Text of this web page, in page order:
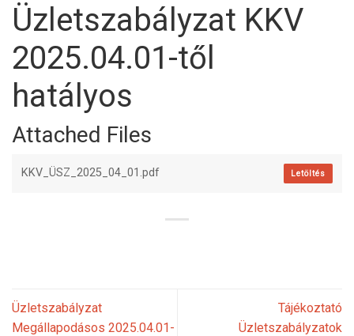
Üzletszabályzat KKV
2025.04.01-től
hatályos
Attached Files
KKV_ÜSZ_2025_04_01.pdf Letöltés
Üzletszabályzat
Megállapodásos 2025.04.01-
Tájékoztató
Üzletszabályzatok